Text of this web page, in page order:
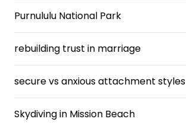
Purnululu National Park
rebuilding trust in marriage
secure vs anxious attachment styles
Skydiving in Mission Beach